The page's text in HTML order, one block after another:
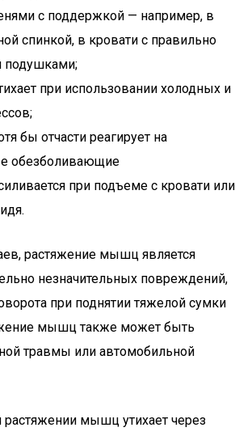
с поддержкой — например, в
спинкой, в кровати с правильно
при использовании холодных и
бы отчасти реагирует на
обезболивающие
при подъеме с кровати или
растяжение мышц является
незначительных повреждений,
при поднятии тяжелой сумки
мышц также может быть
травмы или автомобильной
мышц утихает через